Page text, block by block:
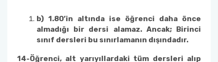
b) 1.80’in altında ise öğrenci daha önce
almadığı bir dersi alamaz. Ancak; Birinci
sınıf dersleri bu sınırlamanın dışındadır.
14-Öğrenci, alt yarıyıllardaki tüm dersleri alıp